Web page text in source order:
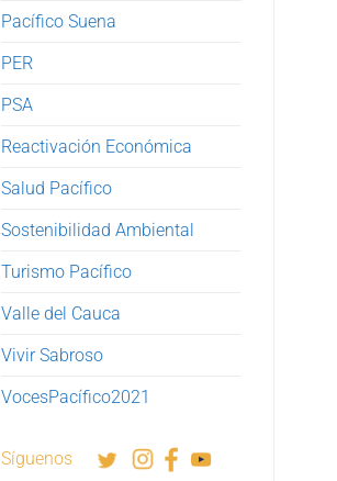
Pacífico Suena
PER
PSA
Reactivación Económica
Salud Pacífico
Sostenibilidad Ambiental
Turismo Pacífico
Valle del Cauca
Vivir Sabroso
VocesPacífico2021
Síguenos